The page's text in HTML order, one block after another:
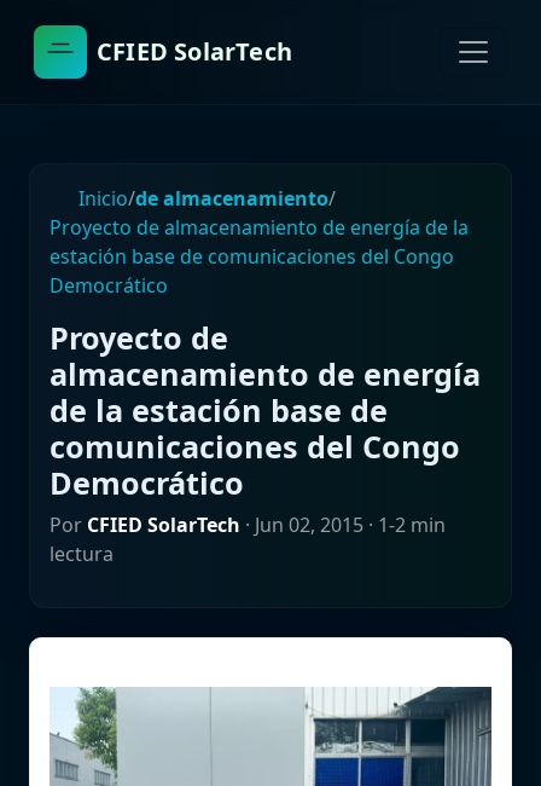
CFIED SolarTech
Inicio/de almacenamiento/
Proyecto de almacenamiento de energía de la
estación base de comunicaciones del Congo
Democrático
Proyecto de
almacenamiento de energía
de la estación base de
comunicaciones del Congo
Democrático
Por CFIED SolarTech · Jun 02, 2015 · 1-2 min
lectura